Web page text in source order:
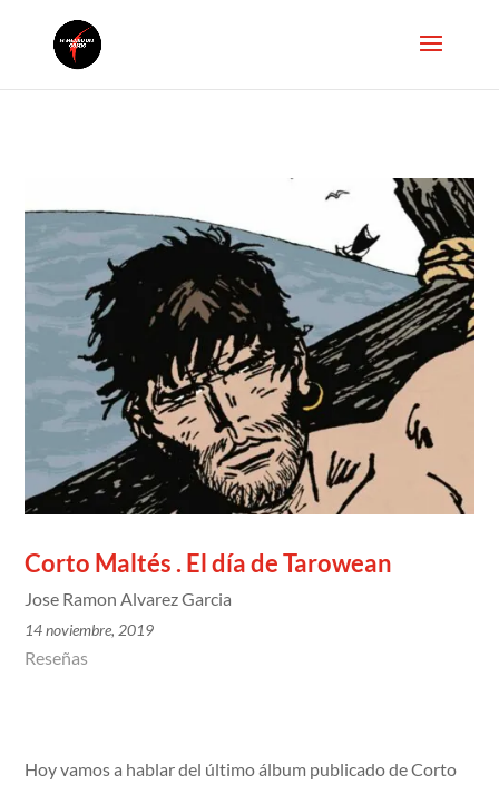
Corto Maltés . El día de Tarowean
Jose Ramon Alvarez Garcia
14 noviembre, 2019
Reseñas
Hoy vamos a hablar del último álbum publicado de Corto